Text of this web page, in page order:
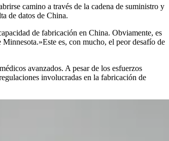
camino a través de la cadena de suministro y
de datos de China.
de fabricación en China. Obviamente, es
es, con mucho, el peor desafío de
avanzados. A pesar de los esfuerzos
involucradas en la fabricación de